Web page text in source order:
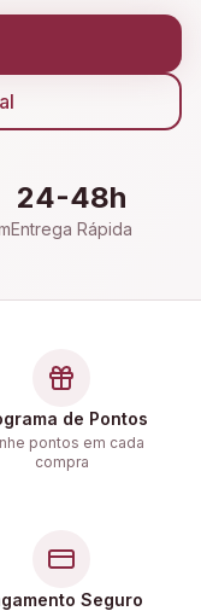
24-48h
Entrega Rápida
de Pontos
pontos em cada
compra
Seguro